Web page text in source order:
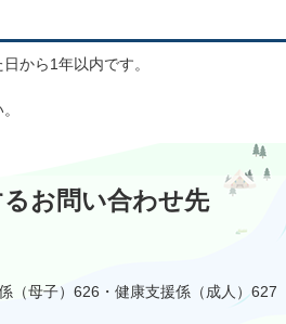
から1年以内です。
お問い合わせ先
（母子）626・健康支援係（成人）627